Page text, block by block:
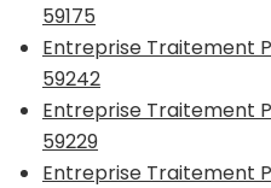
59175
Entreprise Traitement
59242
Entreprise Traitement
59229
Entreprise Traitement